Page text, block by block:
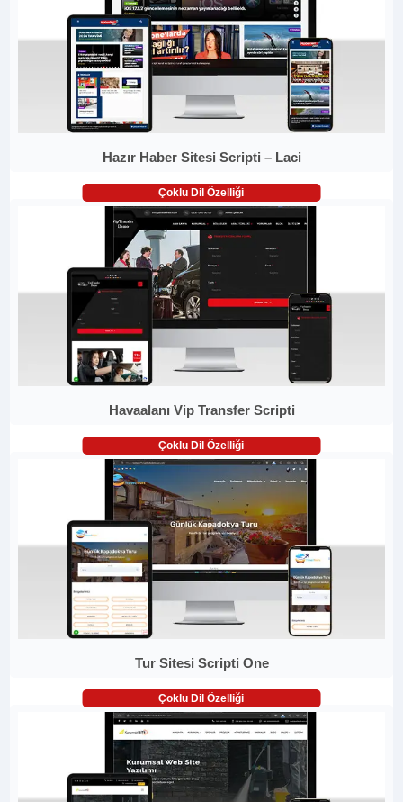
Hazır Haber Sitesi Scripti – Laci
Çoklu Dil Özelliği
Havaalanı Vip Transfer Scripti
Çoklu Dil Özelliği
Tur Sitesi Scripti One
Çoklu Dil Özelliği